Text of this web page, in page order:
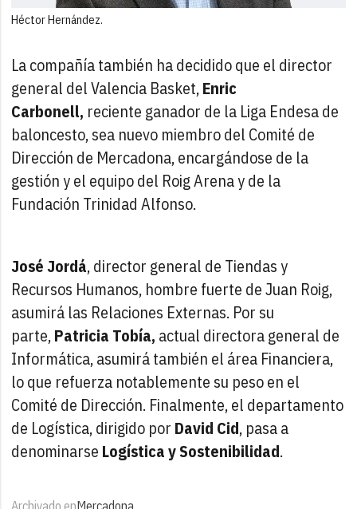
Héctor Hernández.
La compañía también ha decidido que el director
general del Valencia Basket,Enric
Carbonell, reciente ganador de la Liga Endesa de
baloncesto, sea nuevo miembro del Comité de
Dirección de Mercadona, encargándose de la
gestión y el equipo del Roig Arena y de la
Fundación Trinidad Alfonso.
José Jordá, director general de Tiendas y
Recursos Humanos, hombre fuerte de Juan Roig,
asumirá las Relaciones Externas. Por su
parte,Patricia Tobía, actual directora general de
Informática, asumirá también el área Financiera,
lo que refuerza notablemente su peso en el
Comité de Dirección. Finalmente, el departamento
de Logística, dirigido por David Cid, pasa a
denominarse Logística y Sostenibilidad.
Archivado enMercadona